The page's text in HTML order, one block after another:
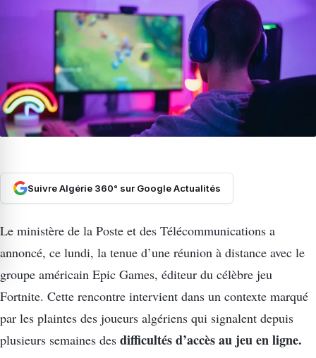
Suivre Algérie 360° sur Google Actualités
Le ministère de la Poste et des Télécommunications a
annoncé, ce lundi, la tenue d’une réunion à distance avec le
groupe américain Epic Games, éditeur du célèbre jeu
Fortnite. Cette rencontre intervient dans un contexte marqué
par les plaintes des joueurs algériens qui signalent depuis
plusieurs semaines des difficultés d’accès au jeu en ligne.